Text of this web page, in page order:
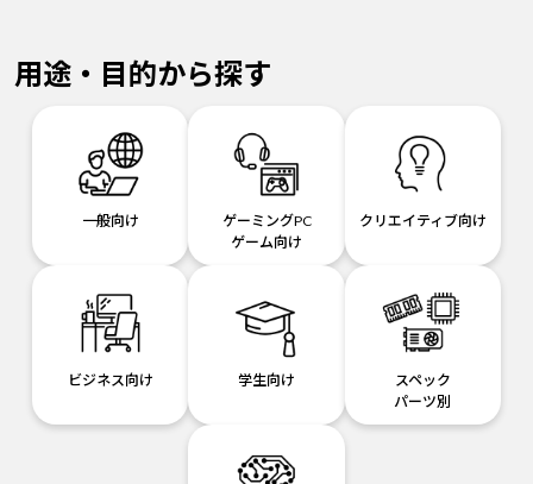
用途・目的から探す
一般向け
ゲーミングPC
ゲーム向け
クリエイティブ向け
ビジネス向け 学生向け
スペック
パーツ別